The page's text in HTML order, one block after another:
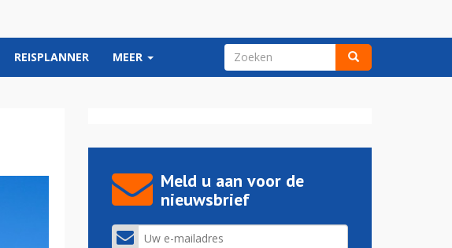
REISPLANNER MEER ZOEKVELD
Meld u aan voor de
nieuwsbrief